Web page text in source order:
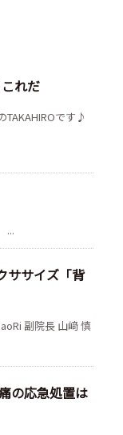
れだ
TAKAHIROです♪
...
ササイズ「背
副院長 山﨑 慎
の応急処置は